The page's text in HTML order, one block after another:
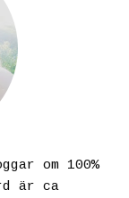
om 100%
är ca